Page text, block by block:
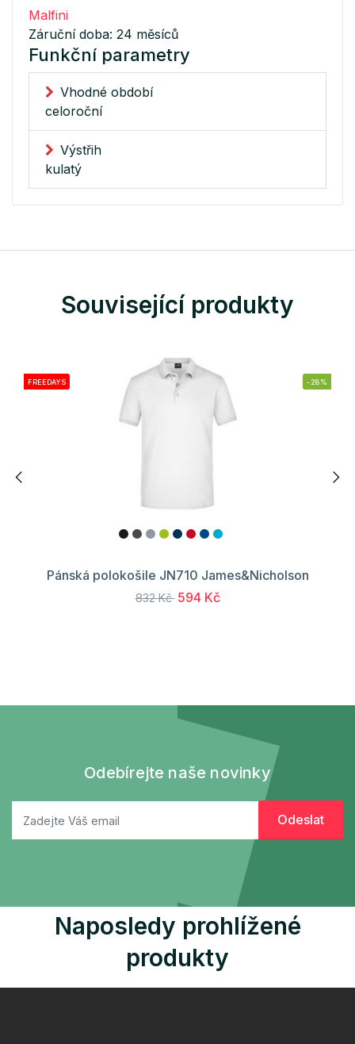
Malfini
Záruční doba: 24 měsíců
Funkční parametry
Vhodné období
celoroční
Výstřih
kulatý
Související produkty
FREEDAYS -28%
Pánská polokošile JN710 James&Nicholson
832 Kč 594 Kč
Odebírejte naše novinky
Naposledy prohlížené
produkty